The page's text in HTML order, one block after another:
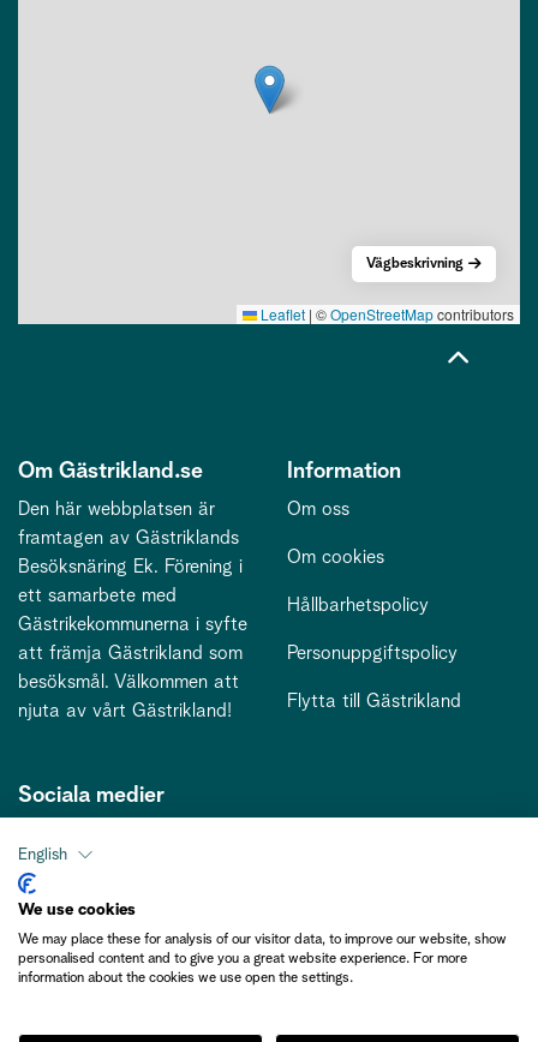
Leaflet | ©OpenStreetMapcontributors
Vägbeskrivning
Om Gästrikland.se
Den här webbplatsen är
framtagen av Gästriklands
Besöksnäring Ek. Förening i
ett samarbete med
Gästrikekommunerna i syfte
att främja Gästrikland som
besöksmål. Välkommen att
njuta av vårt Gästrikland!
Information
Om oss
Om cookies
Hållbarhetspolicy
Personuppgiftspolicy
Flytta till Gästrikland
Sociala medier
Kontakt
kontakt@gastriklandsbesoksnaring.se
English
We use cookies
We may place these for analysis of our visitor data, to improve our website, show
personalised content and to give you a great website experience. For more
information about the cookies we use open the settings.